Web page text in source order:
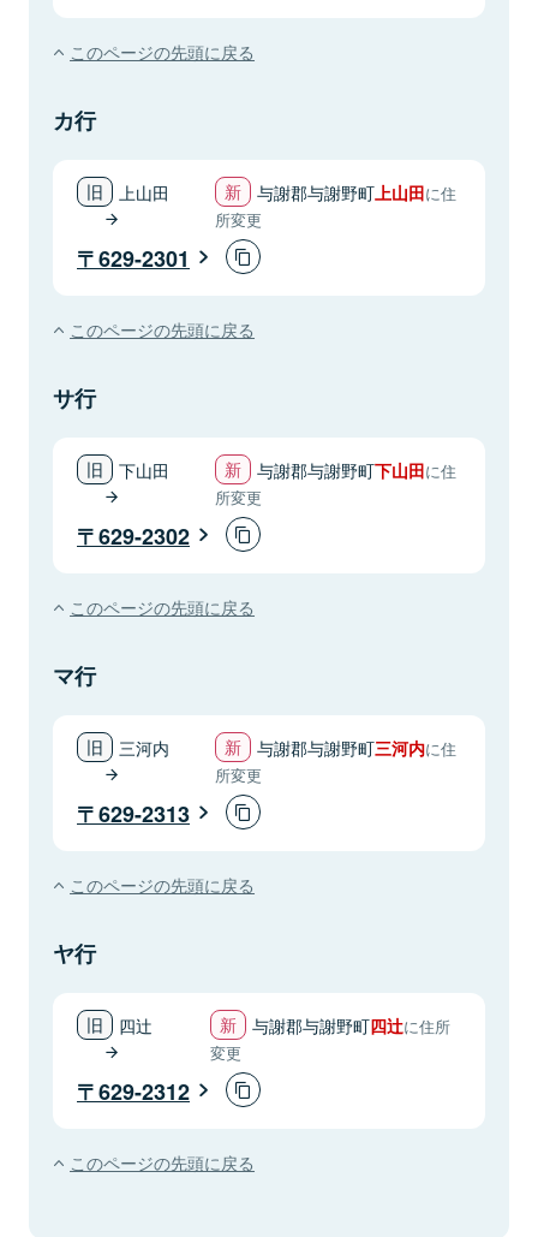
このページの先頭に戻る
カ行
上山田 与謝郡与謝野町上山田に住
所変更
629-2301
このページの先頭に戻る
サ行
下山田 与謝郡与謝野町下山田に住
所変更
629-2302
このページの先頭に戻る
マ行
三河内 与謝郡与謝野町三河内に住
所変更
629-2313
このページの先頭に戻る
ヤ行
四辻 与謝郡与謝野町四辻に住所
変更
629-2312
このページの先頭に戻る